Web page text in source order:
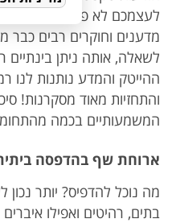
מדענים וחוקרים רבים כבר
לשאלה, אותה ניתן
ההייטק והמדע נותנות לנו
והתחזיות מאוד מסקרנות!
המשמעותיים בכמה
ארוחת שף בהדפסה
מה נוכל להדפיס? יותר